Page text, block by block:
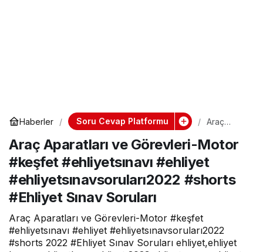
Haberler Soru Cevap Platformu
Araç
ve
Görevleri-
Motor
#ehliyetsın
2022
#shorts
Araç Aparatları ve Görevleri-Motor
#keşfet #ehliyetsınavı #ehliyet
#ehliyetsınavsoruları2022 #shorts
#Ehliyet Sınav Soruları
Araç Aparatları ve Görevleri-Motor #keşfet
#ehliyetsınavı #ehliyet #ehliyetsınavsoruları2022
#shorts 2022 #Ehliyet Sınav Soruları ehliyet,ehliyet